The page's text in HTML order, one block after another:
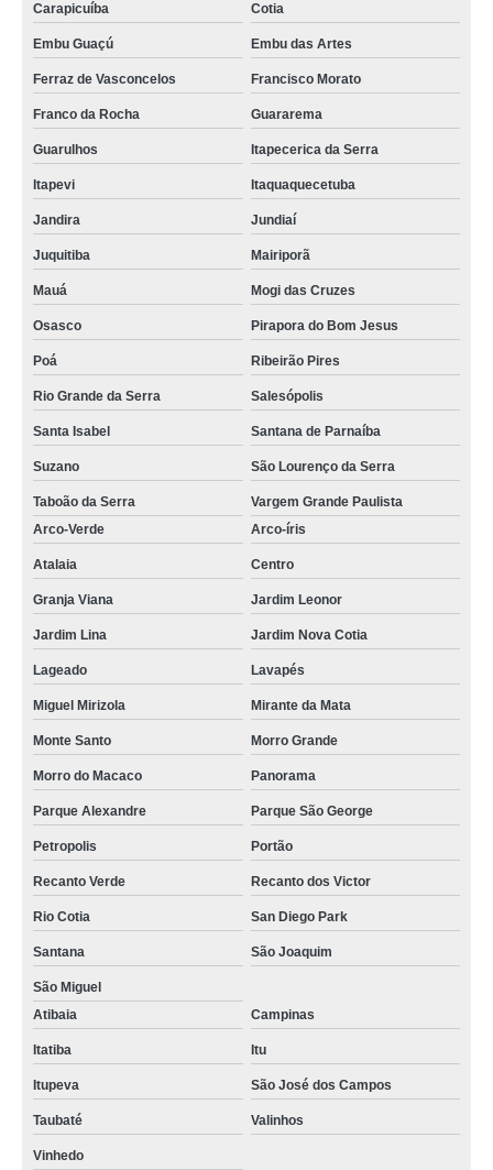
Carapicuíba Cotia
Embu Guaçú Embu das Artes
Ferraz de Vasconcelos Francisco Morato
Franco da Rocha Guararema
Guarulhos Itapecerica da Serra
Itapevi Itaquaquecetuba
Jandira Jundiaí
Juquitiba Mairiporã
Mauá Mogi das Cruzes
Osasco Pirapora do Bom Jesus
Poá Ribeirão Pires
Rio Grande da Serra Salesópolis
Santa Isabel Santana de Parnaíba
Suzano São Lourenço da Serra
Taboão da Serra
Vargem Grande Paulista
Arco-Verde
Arco-íris
Atalaia Centro
Granja Viana Jardim Leonor
Jardim Lina Jardim Nova Cotia
Lageado Lavapés
Miguel Mirizola Mirante da Mata
Monte Santo Morro Grande
Morro do Macaco Panorama
Parque Alexandre Parque São George
Petropolis Portão
Recanto Verde Recanto dos Victor
Rio Cotia San Diego Park
Santana São Joaquim
São Miguel
Atibaia
Campinas
Itatiba Itu
Itupeva São José dos Campos
Taubaté Valinhos
Vinhedo